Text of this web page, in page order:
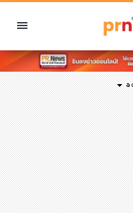
หมวดหมู่
พีอาร์ นิวส์ไวร์
สินค้า, บริการ
โปรโมชั่น
งานอีเว้นท์
รีวิว
บันเทิง
นักแสดง, นักร้อง, โมเดล